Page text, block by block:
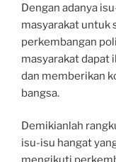
Dengan adanya
masyarakat untuk
perkembangan
masyarakat dapat
dan memberikan
bangsa.
Demikianlah
isu-isu hangat